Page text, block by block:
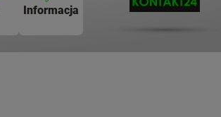
Informacja